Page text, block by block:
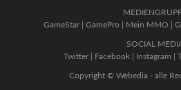
GameStar| GamePro | Mein MMO |
SOCIAL
Twitter | Facebook | Instagram |
Copyright © Webedia - alle